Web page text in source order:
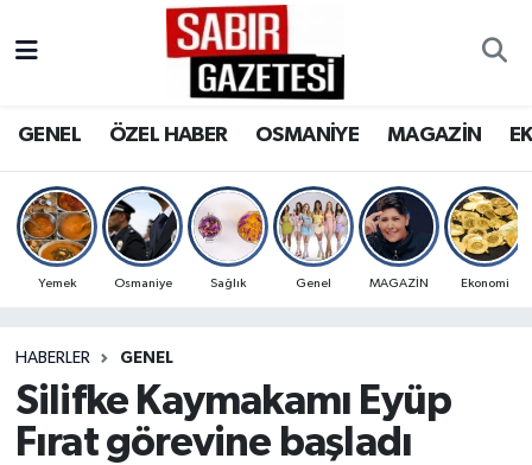
GENEL ÖZEL HABER OSMANİYE MAGAZİN
Yemek Osmaniye Sağlık Genel MAGAZİN Ekonomi
HABERLER GENEL
Silifke Kaymakamı Eyüp
Fırat görevine başladı
OSMANİYE
MAGAZİN
SPOR
RESMİ İLANLAR
Osmaniye Nöbetçi Eczaneler
Osmaniye Trafik Yoğunluk Haritası
Süper Lig Puan Durumu ve Fikstür
Son Dakika Haberleri
Haber Arşivi